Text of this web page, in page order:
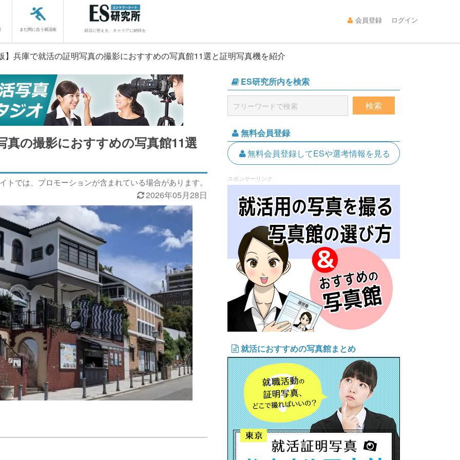
まだ間に合う就活術 就活に答えを、キャリアに納得を
会員登録 ログイン
】兵庫で就活の証明写真の撮影におすすめの写真館11選と証明写真機を紹介
真の撮影におすすめの写真館11選
トでは、プロモーションが含まれている場合があります。
2026年05月28日
ES研究所内を検索
無料会員登録
無料会員登録してESや選考情報を見る
スポンサーリンク
就活におすすめの写真館まとめ